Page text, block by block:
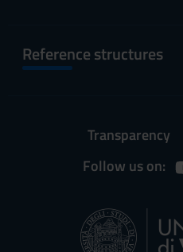
Reference structures
Transparency
Follow us on: